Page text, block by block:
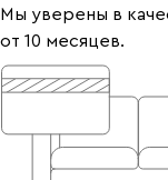
Мы уверены в
от 10 месяцев.